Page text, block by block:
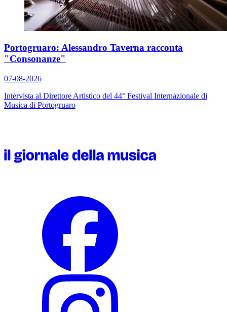
Portogruaro: Alessandro Taverna racconta
"Consonanze"
07-08-2026
Intervista al Direttore Artistico del 44° Festival Internazionale di
Musica di Portogruaro